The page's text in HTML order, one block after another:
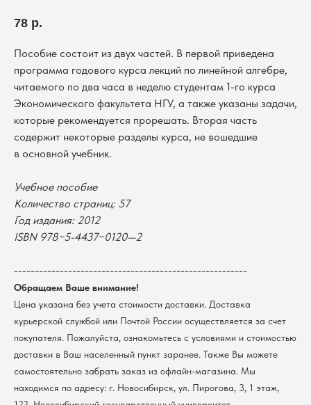
78 р.
Пособие состоит из двух частей. В первой приведена
программа годового курса лекций по линейной алгебре,
читаемого по два часа в неделю студентам 1-го курса
Экономического факультета НГУ, а также указаны задачи,
которые рекомендуется прорешать. Вторая часть
содержит некоторые разделы курса, не вошедшие
в основной учебник.
Учебное пособие
Количество страниц: 57
Год издания: 2012
ISBN 978−5-4437−0120—2
--------------------------------------------------------
Обращаем Ваше внимание!
Цена указана без учета стоимости доставки. Доставка
курьерской службой или Почтой России осуществляется за счет
покупателя. Пожалуйста, ознакомьтесь с условиями и стоимостью
доставки в Ваш населенный пункт заранее. Также Вы можете
самостоятельно забрать заказ из офлайн-магазина. Мы
находимся по адресу: г. Новосибирск, ул. Пирогова, 3, 1 этаж,
Доставка
Контакты
Мерч НГУ
Политика обработки персональных данных
Согласие на обработку персональных данных
г. Новосибирск, ул. Пирогова, 3
ИНН 5408106490
КПП 540801001